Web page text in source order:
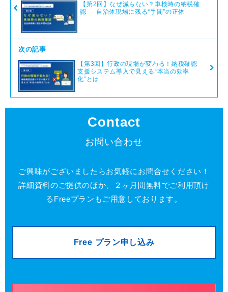
【第2回】なぜ減らない？車検時の納税確
認──自治体現場に残る“手間”の正体
次の記事
【第3回】行政の現場が変わる！納税確認
支援システム導入で見える“本当の効率
化”とは
Contact
お問い合わせ
ご興味がございましたらお気軽にお問合せください！
詳細資料のご提供のほか、２ヶ月間無料でご利用頂け
るFreeプランもご用意しております。
Free プラン申し込み